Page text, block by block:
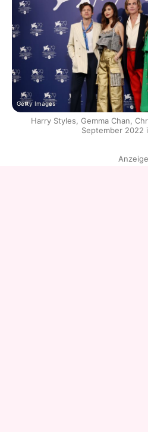
Getty Images
Harry Styles, Gemma Chan,
September 2022
Anzeige